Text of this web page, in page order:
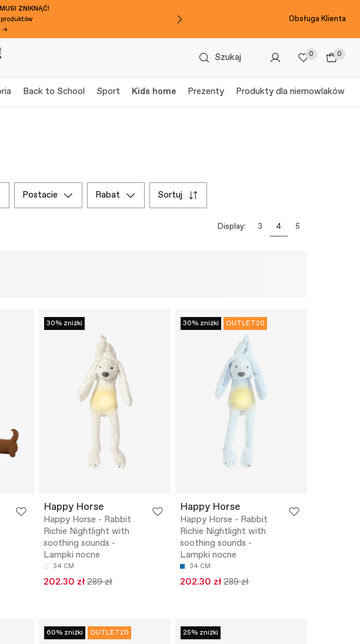
ZNIKNĄĆ!
→
Obsługa Klienta
Szukaj 0 0
Back to School Sport Kids home Prezenty Produkty dla niemowlaków
postacie rabat sortuj
Display: 3 4 5
30% zniżki
Happy Horse
Happy Horse - Rabbit
Richie Nightlight with
soothing sounds -
Lampki nocne
34 CM
202.30 zł 289 zł
30% zniżki OUTLET20
Happy Horse
Happy Horse - Rabbit
Richie Nightlight with
soothing sounds -
Lampki nocne
34 CM
202.30 zł 289 zł
60% zniżki OUTLET20 25% zniżki